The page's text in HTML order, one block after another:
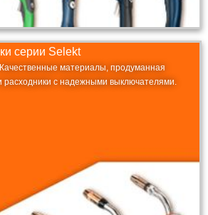
серии Selekt
материалы, продуманная
расходники с надежными выключателями.